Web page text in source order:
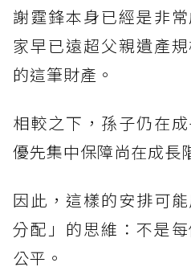
謝霆鋒本身已經是非
家早已遠超父親遺產
的這筆財產。
相較之下，孫子仍在
優先集中保障尚在成長
因此，這樣的安排可
分配」的思維：不是
公平。